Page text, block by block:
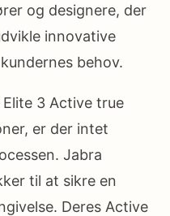
og designere, der
innovative
behov.
3 Active true
er der intet
Jabra
til at sikre en
Deres Active